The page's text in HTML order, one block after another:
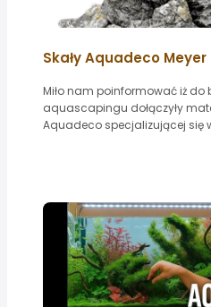
Skały Aquadeco Meyer
Miło nam poinformować iż do
aquascapingu dołączyły
Aquadeco specjalizującej się